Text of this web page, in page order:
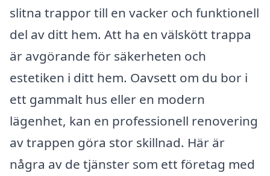
slitna trappor till en vacker och funktionell
del av ditt hem. Att ha en välskött trappa
är avgörande för säkerheten och
estetiken i ditt hem. Oavsett om du bor i
ett gammalt hus eller en modern
lägenhet, kan en professionell renovering
av trappen göra stor skillnad. Här är
några av de tjänster som ett företag med